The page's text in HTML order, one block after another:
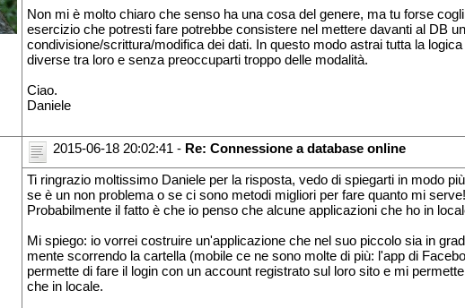
Non mi è molto chiaro che senso ha una cosa del genere, ma tu forse
esercizio che potresti fare potrebbe consistere nel mettere davanti al DB
condivisione/scrittura/modifica dei dati. In questo modo astrai tutta la
diverse tra loro e senza preoccuparti troppo delle modalità.
Ciao.
Daniele
2015-06-18 20:02:41 - Re: Connessione a database online
Ti ringrazio moltissimo Daniele per la risposta, vedo di spiegarti in modo
se è un non problema o se ci sono metodi migliori per fare quanto mi
Probabilmente il fatto è che io penso che alcune applicazioni che ho in
Mi spiego: io vorrei costruire un'applicazione che nel suo piccolo sia in
mente scorrendo la cartella (mobile ce ne sono molte di più: l'app di
permette di fare il login con un account registrato sul loro sito e mi
che in locale.